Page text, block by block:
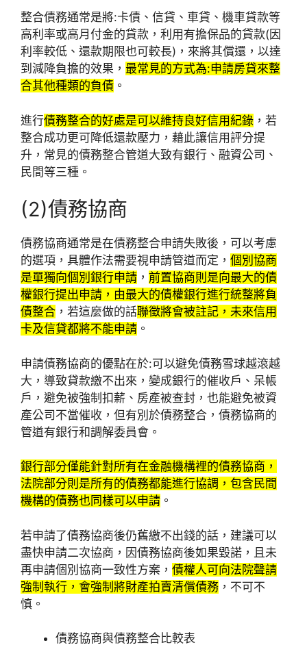
整合債務通常是將:卡債、信貸、車貸、機車貸款等
高利率或高月付金的貸款，利用有擔保品的貸款(因
利率較低、還款期限也可較長)，來將其償還，以達
到減降負擔的效果， 最常見的方式為:申請房貸來整
合其他種類的負債 。
進行債務整合的好處是可以維持良好信用紀錄 ，若
整合成功更可降低還款壓力，藉此讓信用評分提
升，常見的債務整合管道大致有銀行、融資公司、
民間等三種。
(2)債務協商
債務協商通常是在債務整合申請失敗後，可以考慮
的選項，具體作法需要視申請管道而定， 個別協商
是單獨向個別銀行申請 ， 前置協商則是向最大的債
權銀行提出申請，由最大的債權銀行進行統整將負
債整合 ，若這麼做的話聯徵將會被註記，未來信用
卡及信貸都將不能申請 。
申請債務協商的優點在於:可以避免債務雪球越滾越
大，導致貸款繳不出來，變成銀行的催收戶、呆帳
戶，避免被強制扣薪、房產被查封，也能避免被資
產公司不當催收，但有別於債務整合，債務協商的
管道有銀行和調解委員會。
銀行部分僅能針對所有在金融機構裡的債務協商，
法院部分則是所有的債務都能進行協調，包含民間
機構的債務也同樣可以申請 。
若申請了債務協商後仍舊繳不出錢的話，建議可以
盡快申請二次協商，因債務協商後如果毀諾，且未
再申請個別協商一致性方案， 債權人可向法院聲請
強制執行，會強制將財產拍賣清償債務 ，不可不
慎。
債務協商與債務整合比較表